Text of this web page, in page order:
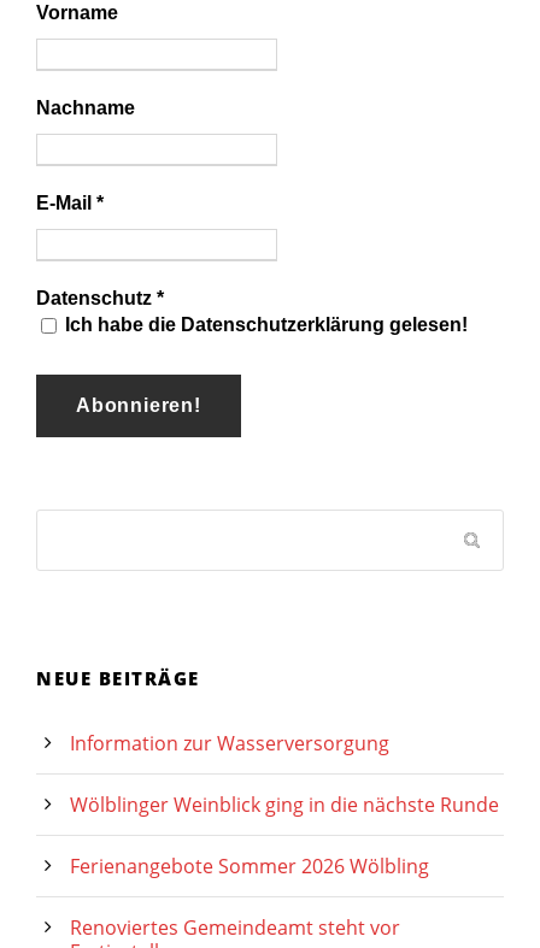
Vorname
Nachname
E-Mail *
Datenschutz *
Ich habe die Datenschutzerklärung gelesen!
NEUE BEITRÄGE
Information zur Wasserversorgung
Wölblinger Weinblick ging in die nächste Runde
Ferienangebote Sommer 2026 Wölbling
Renoviertes Gemeindeamt steht vor